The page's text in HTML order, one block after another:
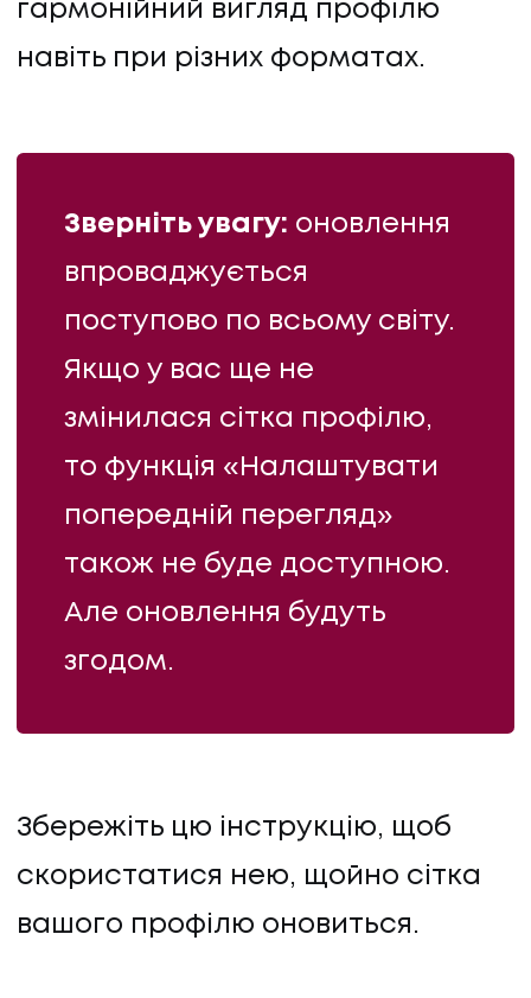
гармонійний вигляд профілю
навіть при різних форматах.
Зверніть увагу: оновлення
впроваджується
поступово по всьому світу.
Якщо у вас ще не
змінилася сітка профілю,
то функція «Налаштувати
попередній перегляд»
також не буде доступною.
Але оновлення будуть
згодом.
Збережіть цю інструкцію, щоб
скористатися нею, щойно сітка
вашого профілю оновиться.